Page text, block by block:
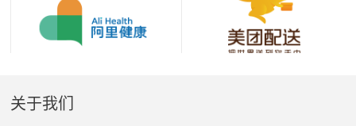
关于我们